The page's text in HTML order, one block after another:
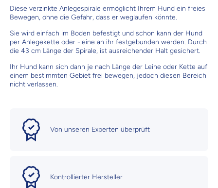
Diese verzinkte Anlegespirale ermöglicht Ihrem Hund ein freies
Bewegen, ohne die Gefahr, dass er weglaufen könnte.
Sie wird einfach im Boden befestigt und schon kann der Hund
per Anlegekette oder -leine an ihr festgebunden werden. Durch
die 43 cm Länge der Spirale, ist ausreichender Halt gesichert.
Ihr Hund kann sich dann je nach Länge der Leine oder Kette auf
einem bestimmten Gebiet frei bewegen, jedoch diesen Bereich
nicht verlassen.
Von unseren Experten überprüft
Kontrollierter Hersteller